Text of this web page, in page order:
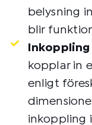
belysning
blir
kopplar in
enligt
inkoppling